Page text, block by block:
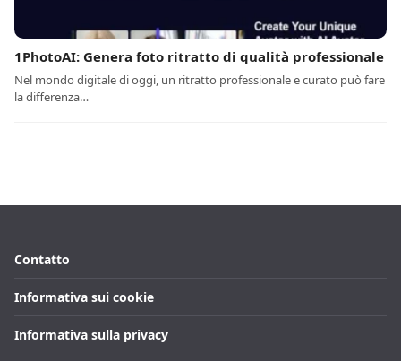
1PhotoAI: Genera foto ritratto di qualità professionale
Nel mondo digitale di oggi, un ritratto professionale e curato può fare
la differenza…
Contatto
Informativa sui cookie
Informativa sulla privacy